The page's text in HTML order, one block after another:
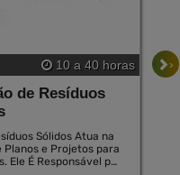
10 a 40 horas
de Resíduos
Sólidos Atua na
e Projetos para
Ele É Responsável por
›